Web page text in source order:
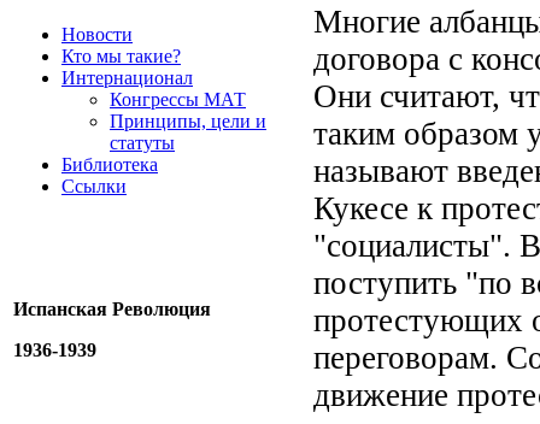
Новости
Кто мы такие?
Интернационал
Конгрессы МАТ
Принципы, цели и
статуты
Библиотека
Ссылки
Испанская Революция
1936-1939
Многие
договора с
Они считают,
таким образом
называют
Кукесе к
"социалисты".
поступить "по
протестующих
переговорам.
движение